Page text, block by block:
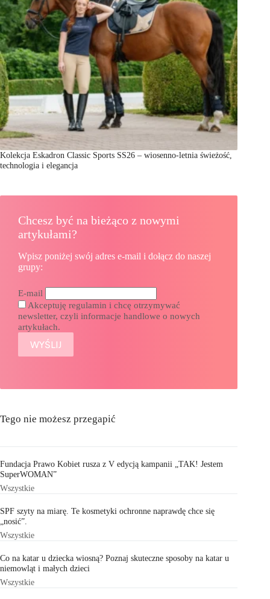
Kolekcja Eskadron Classic Sports SS26 – wiosenno-letnia świeżość,
technologia i elegancja
Chcesz być na bieżąco z nowymi
artykułami?
Wpisz poniżej swój adres e-mail i dołącz do naszej
grupy:
E-mail
Akceptuję regulamin i chcę otrzymywać
newsletter, czyli informacje handlowe o nowych
artykułach.
Tego nie możesz przegapić
Fundacja Prawo Kobiet rusza z V edycją kampanii „TAK! Jestem
SuperWOMAN”
Wszystkie
SPF szyty na miarę. Te kosmetyki ochronne naprawdę chce się
„nosić”.
Wszystkie
Co na katar u dziecka wiosną? Poznaj skuteczne sposoby na katar u
niemowląt i małych dzieci
Wszystkie